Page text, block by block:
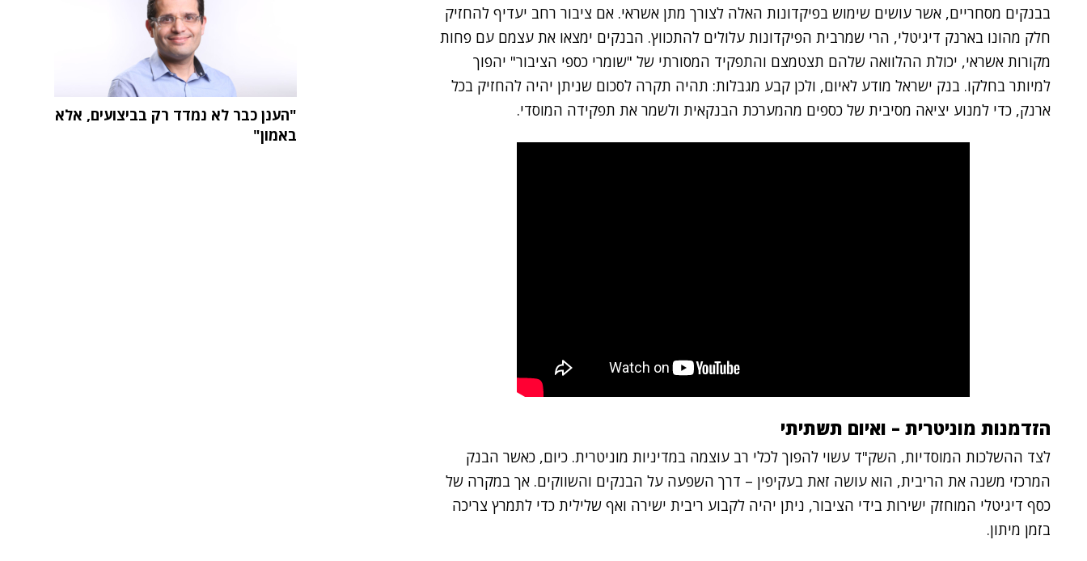
בבנקים מסחריים, אשר עושים שימוש בפיקדונות האלה לצורך מתן אשראי. אם ציבור רחב יעדיף להחזיק
חלק מהונו בארנק דיגיטלי, הרי שמרבית הפיקדונות עלולים להתכווץ. הבנקים ימצאו את עצמם עם פחות
מקורות אשראי, יכולת ההלוואה שלהם תצטמצם והתפקיד המסורתי של "שומרי כספי הציבור" יהפוך
למיותר בחלקו. בנק ישראל מודע לאיום, ולכן קבע מגבלות: תהיה תקרה לסכום שניתן יהיה להחזיק בכל
ארנק, כדי למנוע יציאה מסיבית של כספים מהמערכת הבנקאית ולשמר את תפקידה המוסדי.
הזדמנות מוניטרית – ואיום תשתיתי
לצד ההשלכות המוסדיות, השק"ד עשוי להפוך לכלי רב עוצמה במדיניות מוניטרית. כיום, כאשר הבנק
המרכזי משנה את הריבית, הוא עושה זאת בעקיפין – דרך השפעה על הבנקים והשווקים. אך במקרה של
כסף דיגיטלי המוחזק ישירות בידי הציבור, ניתן יהיה לקבוע ריבית ישירה ואף שלילית כדי לתמרץ צריכה
בזמן מיתון.
"הענן כבר לא נמדד רק בביצועים, אלא
באמון"